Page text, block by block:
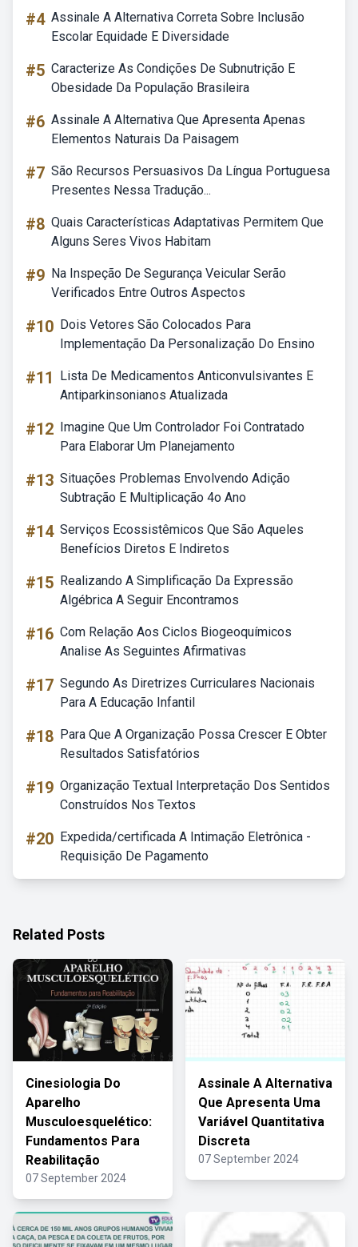
#4 Assinale A Alternativa Correta Sobre Inclusão
Escolar Equidade E Diversidade
#5 Caracterize As Condições De Subnutrição E
Obesidade Da População Brasileira
#6 Assinale A Alternativa Que Apresenta Apenas
Elementos Naturais Da Paisagem
#7 São Recursos Persuasivos Da Língua Portuguesa
Presentes Nessa Tradução...
#8 Quais Características Adaptativas Permitem Que
Alguns Seres Vivos Habitam
#9 Na Inspeção De Segurança Veicular Serão
Verificados Entre Outros Aspectos
#10 Dois Vetores São Colocados Para
Implementação Da Personalização Do Ensino
#11
Lista De Medicamentos Anticonvulsivantes E
Antiparkinsonianos Atualizada
#12 Imagine Que Um Controlador Foi Contratado
Para Elaborar Um Planejamento
#13 Situações Problemas Envolvendo Adição
Subtração E Multiplicação 4o Ano
#14 Serviços Ecossistêmicos Que São Aqueles
Benefícios Diretos E Indiretos
#15 Realizando A Simplificação Da Expressão
Algébrica A Seguir Encontramos
#16 Com Relação Aos Ciclos Biogeoquímicos
Analise As Seguintes Afirmativas
#17 Segundo As Diretrizes Curriculares Nacionais
Para A Educação Infantil
#18 Para Que A Organização Possa Crescer E Obter
Resultados Satisfatórios
#19 Organização Textual Interpretação Dos Sentidos
Construídos Nos Textos
#20 Expedida/certificada A Intimação Eletrônica -
Requisição De Pagamento
Related Posts
Cinesiologia Do
Aparelho
Musculoesquelético:
Fundamentos Para
Reabilitação
07 September 2024
Assinale A Alternativa
Que Apresenta Uma
Variável Quantitativa
Discreta
07 September 2024